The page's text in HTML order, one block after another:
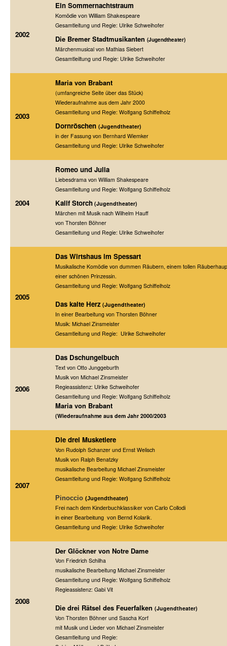
2002
Ein Sommernachtstraum
Komödie von William Shakespeare
Gesamtleitung und Regie: Ulrike Schweihofer
Die Bremer Stadtmusikanten (Jugendtheater)
Märchenmusical von Mathias Siebert
Gesamtleiltung und Regie: Ulrike Schweihofer
2003
Maria von Brabant
(umfangreiche Seite über das Stück)
Wiederaufnahme aus dem Jahr 2000
Gesamtleitung und Regie: Wolfgang Schiffelholz
Dornröschen (Jugendtheater)
in der Fassung von Bernhard Wiemker
Gesamtleitung und Regie: Ulrike Schweihofer
2004
Romeo und Julia
Liebesdrama von William Shakespeare
Gesamtleitung und Regie: Wolfgang Schiffelholz
Kalif Storch (Jugendtheater)
Märchen mit Musik nach Wilhelm Hauff
von Thorsten Böhner
Gesamtleitung und Regie: Ulrike Schweihofer
2005
Das Wirtshaus im Spessart
Musikalische Komödie von dummen Räubern, einem tollen
einer schönen Prinzessin.
Gesamtleitung und Regie: Wolfgang Schiffelholz
Das kalte Herz (Jugendtheater)
In einer Bearbeitung von Thorsten Böhner
Musik: Michael Zinsmeister
Gesamtleitung und Regie: Ulrike Schweihofer
2006
Das Dschungelbuch
Text von Otto Junggeburth
Musik von Michael Zinsmeister
Regieassistenz: Ulrike Schweihofer
Gesamtleitung und Regie: Wolfgang Schiffelholz
Maria von Brabant
(Wiederaufnahme aus dem Jahr 2000/2003
2007
Die drei Musketiere
Von Rudolph Schanzer und Ernst Welisch
Musik von Ralph Benatzky
musikalische Bearbeitung Michael Zinsmeister
Gesamtleitung und Regie: Wolfgang Schiffelholz
Pinoccio (Jugendtheater)
Frei nach dem Kinderbuchklassiker von Carlo Collodi
in einer Bearbeitung von Bernd Kolarik.
Gesamtleitung und Regie: Ulrike Schweihofer
2008
Der Glöckner von Notre Dame
Von Friedrich Schilha
musikalische Bearbeitung Michael Zinsmeister
Gesamtleitung und Regie: Wolfgang Schiffelholz
Regieassistenz: Gabi Vit
Die drei Rätsel des Feuerfalken (Jugendtheater)
Von Thorsten Böhner und Sascha Korf
mit Musik und Lieder von Michael Zinsmeister
Gesamtleitung und Regie: